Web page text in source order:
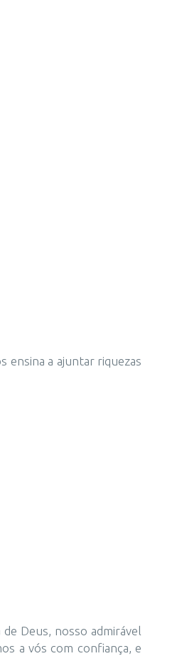
ensina a ajuntar riquezas
Deus, nosso admirável
a vós com confiança, e